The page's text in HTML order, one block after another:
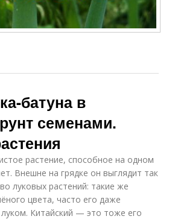
батуна в
семенами.
растение, способное на одном
Внешне на грядке он выглядит так
луковых растений: такие же
цвета, часто его даже
Китайский — это тоже его